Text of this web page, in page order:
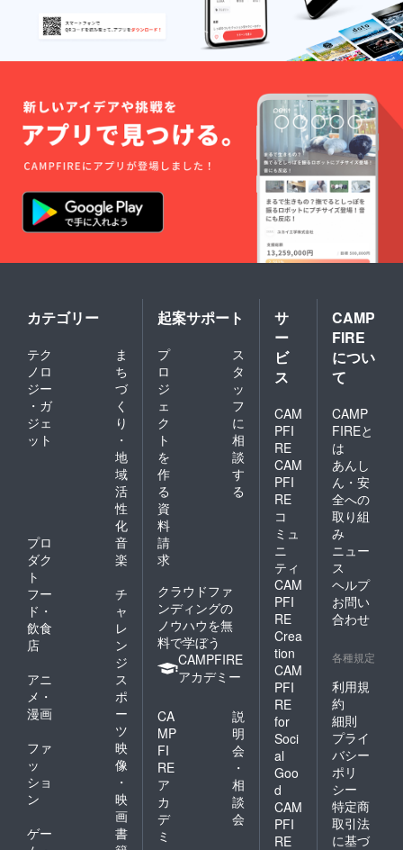
カテゴリー
テク
ノロ
ジー
・ガ
ジェ
ット
ま
ち
づ
く
り
・
地
域
活
性
化
プロ
ダク
ト
音
楽
フー
ド・
飲食
店
チ
ャ
レ
ン
ジ
アニ
メ・
漫画
ス
ポ
ー
ツ
ファ
ッ
ショ
ン
映
像
・
映
画
ゲー
書
起案サポート
プ
ロ
ジ
ェ
ク
ト
を
作
る
ス
タ
ッ
フ
に
相
談
す
る
資
料
請
求
クラウドファ
ンディングの
ノウハウを無
料で学ぼう
CAMPFIRE
アカデミー
CA
MP
FI
RE
ア
カ
デ
ミ
説
明
会
・
相
談
会
サ
ー
ビ
ス
CAM
PFI
RE
CAM
PFI
RE
コ
ミュ
ニ
ティ
CAM
PFI
RE
Crea
tion
CAM
PFI
RE
for
Soci
al
Goo
d
CAM
PFI
RE
CAMP
FIRE
につい
て
CAMP
FIREと
は
あんし
ん・安
全への
取り組
み
ニュー
ス
ヘルプ
お問い
合わせ
各種規定
利用規
約
細則
プライ
バシー
ポリ
シー
特定商
取引法
に基づ